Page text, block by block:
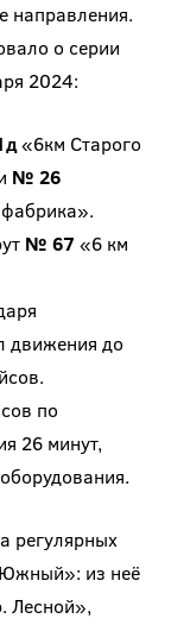
направления.
о серии
2024:
«6км Старого
№ 26
№ 67 «6 км
движения до
по
26 минут,
регулярных
из неё
Лесной»,